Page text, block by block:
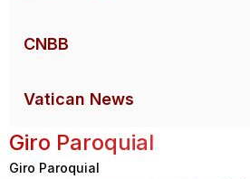
CNBB
Vatican News
Giro Paroquial
Giro Paroquial